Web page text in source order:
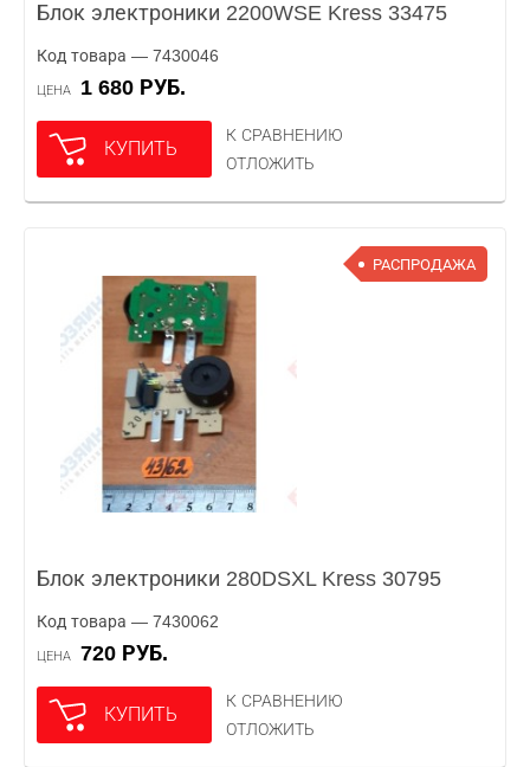
Блок электроники 2200WSE Kress 33475
Код товара — 7430046
ЦЕНА 1 680 РУБ.
КУПИТЬ
К СРАВНЕНИЮ
ОТЛОЖИТЬ
РАСПРОДАЖА
Блок электроники 280DSXL Kress 30795
Код товара — 7430062
ЦЕНА 720 РУБ.
КУПИТЬ
К СРАВНЕНИЮ
ОТЛОЖИТЬ